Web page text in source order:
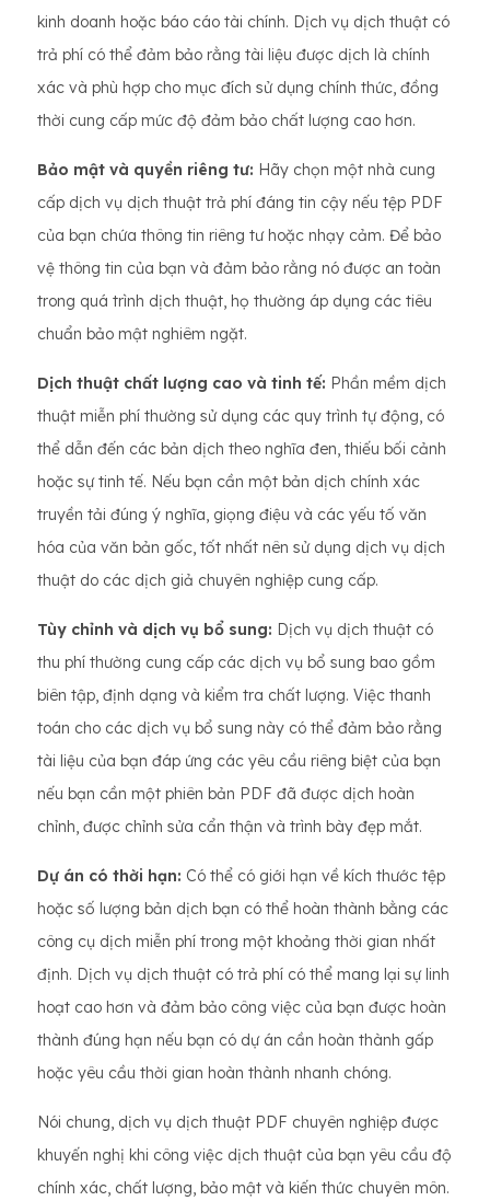
kinh doanh hoặc báo cáo tài chính. Dịch vụ dịch thuật có
trả phí có thể đảm bảo rằng tài liệu được dịch là chính
xác và phù hợp cho mục đích sử dụng chính thức, đồng
thời cung cấp mức độ đảm bảo chất lượng cao hơn.
Bảo mật và quyền riêng tư: Hãy chọn một nhà cung
cấp dịch vụ dịch thuật trả phí đáng tin cậy nếu tệp PDF
của bạn chứa thông tin riêng tư hoặc nhạy cảm. Để bảo
vệ thông tin của bạn và đảm bảo rằng nó được an toàn
trong quá trình dịch thuật, họ thường áp dụng các tiêu
chuẩn bảo mật nghiêm ngặt.
Dịch thuật chất lượng cao và tinh tế: Phần mềm dịch
thuật miễn phí thường sử dụng các quy trình tự động, có
thể dẫn đến các bản dịch theo nghĩa đen, thiếu bối cảnh
hoặc sự tinh tế. Nếu bạn cần một bản dịch chính xác
truyền tải đúng ý nghĩa, giọng điệu và các yếu tố văn
hóa của văn bản gốc, tốt nhất nên sử dụng dịch vụ dịch
thuật do các dịch giả chuyên nghiệp cung cấp.
Tùy chỉnh và dịch vụ bổ sung: Dịch vụ dịch thuật có
thu phí thường cung cấp các dịch vụ bổ sung bao gồm
biên tập, định dạng và kiểm tra chất lượng. Việc thanh
toán cho các dịch vụ bổ sung này có thể đảm bảo rằng
tài liệu của bạn đáp ứng các yêu cầu riêng biệt của bạn
nếu bạn cần một phiên bản PDF đã được dịch hoàn
chỉnh, được chỉnh sửa cẩn thận và trình bày đẹp mắt.
Dự án có thời hạn: Có thể có giới hạn về kích thước tệp
hoặc số lượng bản dịch bạn có thể hoàn thành bằng các
công cụ dịch miễn phí trong một khoảng thời gian nhất
định. Dịch vụ dịch thuật có trả phí có thể mang lại sự linh
hoạt cao hơn và đảm bảo công việc của bạn được hoàn
thành đúng hạn nếu bạn có dự án cần hoàn thành gấp
hoặc yêu cầu thời gian hoàn thành nhanh chóng.
Nói chung, dịch vụ dịch thuật PDF chuyên nghiệp được
khuyến nghị khi công việc dịch thuật của bạn yêu cầu độ
chính xác, chất lượng, bảo mật và kiến thức chuyên môn.